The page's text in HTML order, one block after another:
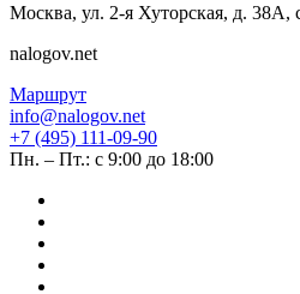
Москва, ул. 2-я Хуторская, д.
nalogov.net
Маршрут
info@nalogov.net
+7 (495) 111-09-90
Пн. – Пт.: с 9:00 до 18:00